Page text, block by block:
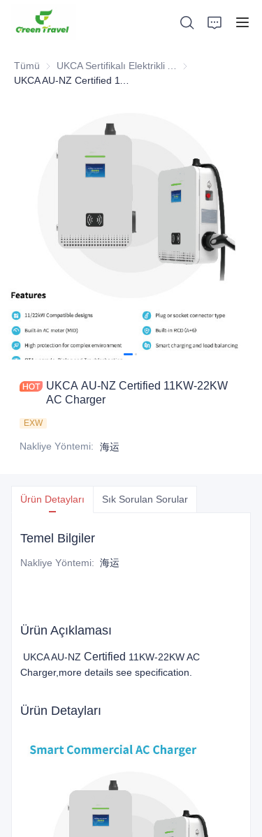
Tümü
UKCA Sertifikalı
UKCA AU-NZ Certified 11KW-22KW
AC Charger
EXW
Nakliye Yöntemi: 海运
Ürün Detayları Sık Sorulan Sorular
Temel Bilgiler
Nakliye Yöntemi: 海运
Ürün Açıklaması
UKCA AU-NZ Certified 11KW-22KW AC
Charger,more details see specification.
Ürün Detayları
Ürünler
Haberler ve İşbirliği Örnekleri
Destek